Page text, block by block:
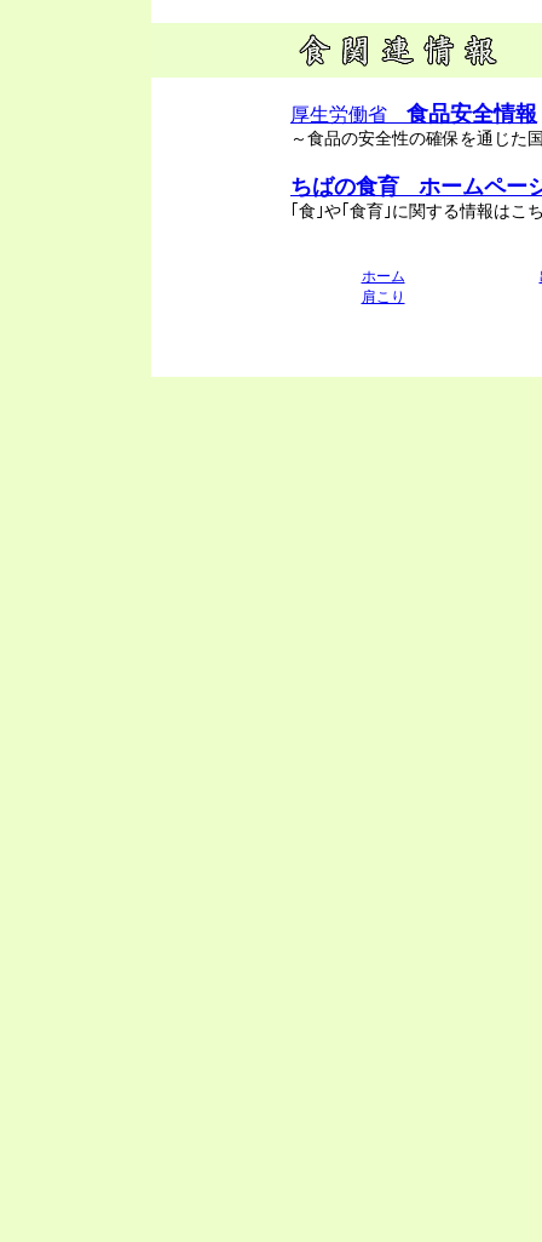
厚生労働省 食品安全情報
～食品の安全性の確保を通じた
ちばの食育 ホームペー
｢食｣や｢食育｣に関する情報はこ
ホーム
肩こり